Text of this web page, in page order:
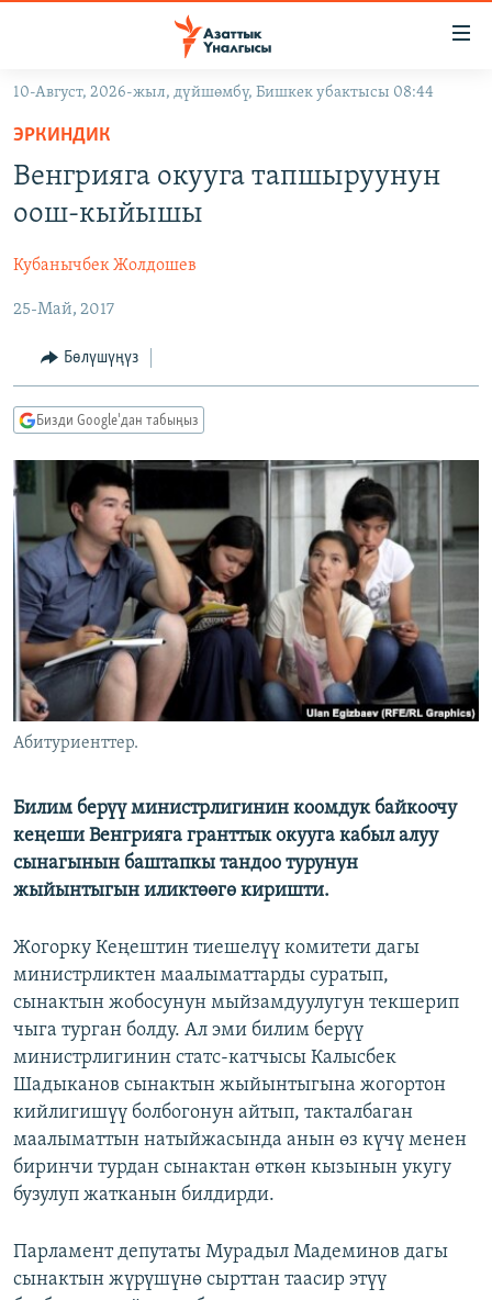
Навигацияга
өтүңүз
Издөөгө
салыңызКЫРГЫЗСТАН
ЭКОНОМИКА
МАДАНИЯТ
ДҮЙНӨ
БОРБОР АЗИЯ
АТАЙЫН ИЛИКТӨӨ
ТВ ПРОГРАММАЛАР
БҮГҮН АЗАТТЫКТА
БИЗ ЖАНА ДҮЙНӨ
ДАНИСТЕ
ЭЖЕ-СИҢДИЛЕР
АЗАТТЫК+
ЫҢГАЙСЫЗ СУРООЛОР
ПОДКАСТ
ӨЗГӨЧӨ ПИКИР
ОНЛАЙН ШЕРИНЕ
ЭЕ/АРнун бардык сайттары
10-Август, 2026-жыл, дүйшөмбү, Бишкек убактысы 08:44
ЭРКИНДИК
Венгрияга окууга тапшыруунун
оош-кыйышы
Кубанычбек Жолдошев
25-Май, 2017
Бөлүшүңүз
Бизди Google'дан табыңыз
Абитуриенттер.
Билим берүү министрлигинин коомдук байкоочу
кеңеши Венгрияга гранттык окууга кабыл алуу
сынагынын баштапкы тандоо турунун
жыйынтыгын иликтөөгө киришти.
Жогорку Кеңештин тиешелүү комитети дагы
министрликтен маалыматтарды суратып,
сынактын жобосунун мыйзамдуулугун текшерип
чыга турган болду. Ал эми билим берүү
министрлигинин статс-катчысы Калысбек
Шадыканов сынактын жыйынтыгына жогортон
кийлигишүү болбогонун айтып, такталбаган
маалыматтын натыйжасында анын өз күчү менен
биринчи турдан сынактан өткөн кызынын укугу
бузулуп жатканын билдирди.
Парламент депутаты Мурадыл Мадеминов дагы
сынактын жүрүшүнө сырттан таасир этүү